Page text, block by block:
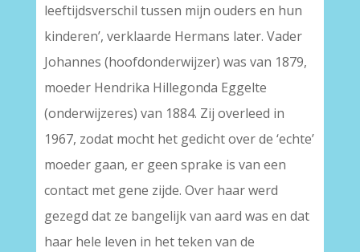
leeftijdsverschil tussen mijn ouders en hun
kinderen’, verklaarde Hermans later. Vader
Johannes (hoofdonderwijzer) was van 1879,
moeder Hendrika Hillegonda Eggelte
(onderwijzeres) van 1884. Zij overleed in
1967, zodat mocht het gedicht over de ‘echte’
moeder gaan, er geen sprake is van een
contact met gene zijde. Over haar werd
gezegd dat ze bangelijk van aard was en dat
haar hele leven in het teken van de